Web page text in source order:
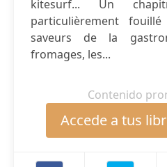
kitesurf... Un
particulièrement
saveurs de la
fromages, les...
Contenido
Accede a tus